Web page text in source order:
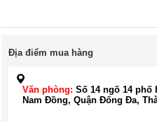
Địa điểm mua hàng
Văn phòng: Số 14 ngõ 14 phố
Nam Đồng, Quận Đống Đa,